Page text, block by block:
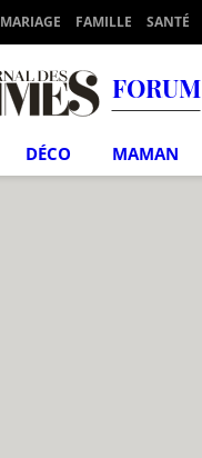
MARIAGE FAMILLE SANTÉ
FORUM
DÉCO MAMAN